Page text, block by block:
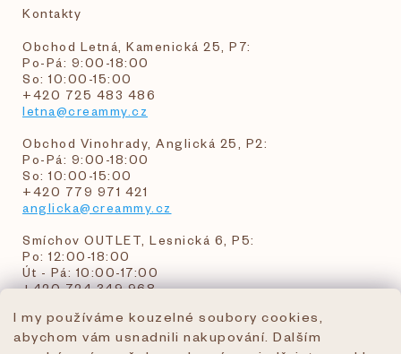
I my používáme kouzelné soubory cookies,
abychom vám usnadnili nakupování. Dalším
Kontakty
Obchod Letná, Kamenická 25, P7:
Po-Pá: 9:00-18:00
So: 10:00-15:00
+420 725 483 486
letna@creammy.cz
Obchod Vinohrady, Anglická 25, P2:
Po-Pá: 9:00-18:00
So: 10:00-15:00
+420 779 971 421
anglicka@creammy.cz
Smíchov OUTLET, Lesnická 6, P5:
Po: 12:00-18:00
Út - Pá: 10:00-17:00
+420 724 349 968
objednavky@creammy.cz